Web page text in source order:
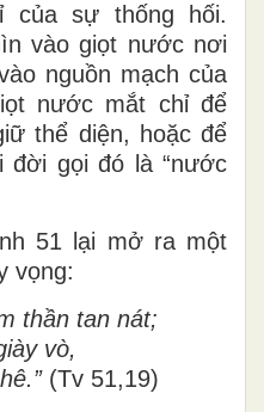
của sự thống hối.
vào giọt nước nơi
nguồn mạch của
nước mắt chỉ để
thể diện, hoặc để
đời gọi đó là “nước
51 lại mở ra một
vọng:
thần tan nát;
vò,
(Tv 51,19)